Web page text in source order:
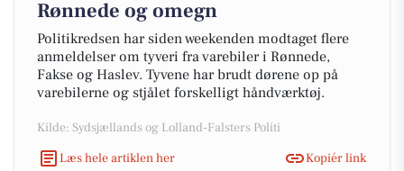
Rønnede og omegn
Politikredsen har siden weekenden modtaget flere
anmeldelser om tyveri fra varebiler i Rønnede,
Fakse og Haslev. Tyvene har brudt dørene op på
varebilerne og stjålet forskelligt håndværktøj.
Kilde: Sydsjællands og Lolland-Falsters Politi
Læs hele artiklen her
Kopiér link